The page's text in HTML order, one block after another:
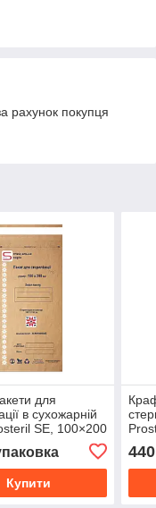
рахунок покупця
для
в сухожарній
SE, 100×200
Купити
440